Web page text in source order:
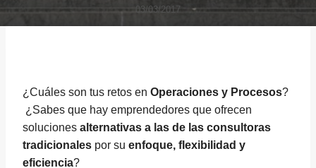
03/03/2017
¿Cuáles son tus retos en Operaciones y Procesos?
¿Sabes que hay emprendedores que ofrecen
soluciones alternativas a las de las consultoras
tradicionales por su enfoque, flexibilidad y
eficiencia?